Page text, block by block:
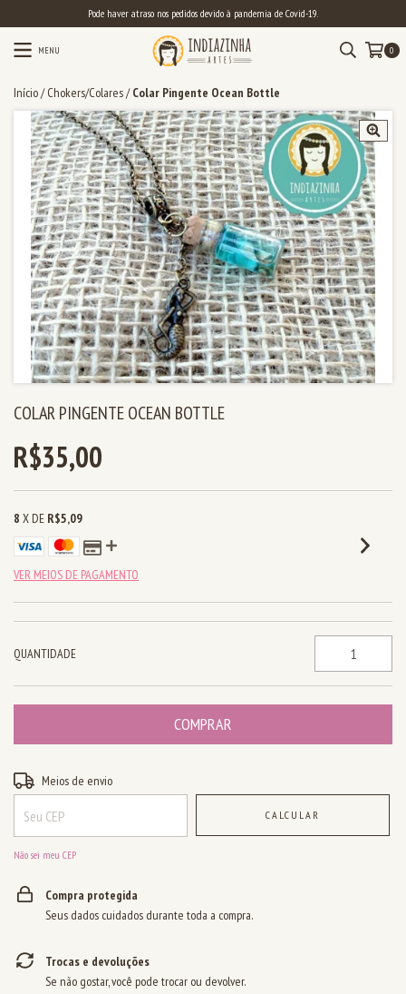
Pode haver atraso nos pedidos devido à pandemia de Covid-19.
MENU 0
Início/ Chokers/Colares/ Colar Pingente Ocean Bottle
COLAR PINGENTE OCEAN BOTTLE
R$35,00
8 X DE R$5,09
VER MEIOS DE PAGAMENTO
QUANTIDADE
Entregas para o CEP:
Meios de envio
CALCULAR
Não sei meu CEP
Compra protegida
Seus dados cuidados durante toda a compra.
Trocas e devoluções
Se não gostar, você pode trocar ou devolver.